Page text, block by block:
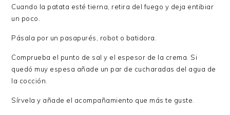
Cuando la patata esté tierna, retira del fuego y deja entibiar
un poco.
Pásala por un pasapurés, robot o batidora.
Comprueba el punto de sal y el espesor de la crema. Si
quedó muy espesa añade un par de cucharadas del agua de
la cocción.
Sírvela y añade el acompañamiento que más te guste.